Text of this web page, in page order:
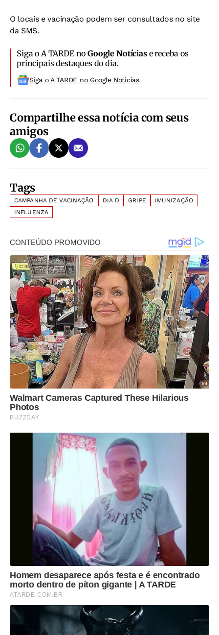
O locais e vacinação podem ser consultados no site
da SMS.
Siga o A TARDE noGoogle Notíciase receba os
principais destaques do dia.
Siga o A TARDE no Google Noticias
Compartilhe essa notícia com seus
amigos
Tags
CAMPANHA DE VACINAÇÃO DIA D GRIPE
IMUNIZAÇÃO
INFLUENZA